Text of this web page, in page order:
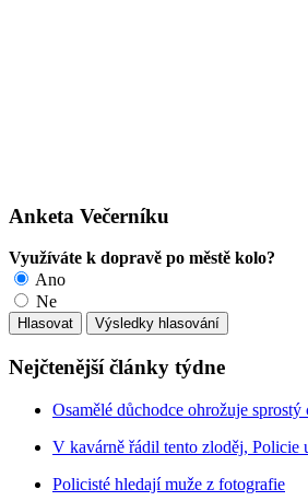
Anketa Večerníku
Využíváte k dopravě po městě kolo?
Ano
Ne
Nejčtenější články týdne
Osamělé důchodce ohrožuje sprostý
V kavárně řádil tento zloděj, Policie
Policisté hledají muže z fotografie